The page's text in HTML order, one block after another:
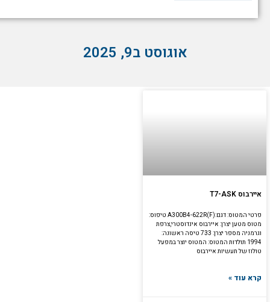
אוגוסט ב9, 2025
איירבוס T7-ASK
פרטי המטוס: דגם:A300B4-622R(F) טיפוס:
מטוס מטען יצרן: איירבוס אינדוסטרי,צרפת
וגרמניה מספר יצרן: 733 טיסה ראשונה:
1994 תולדות המטוס: המטוס יוצר במפעל
טולוז של תעשיות איירבוס
קרא עוד »